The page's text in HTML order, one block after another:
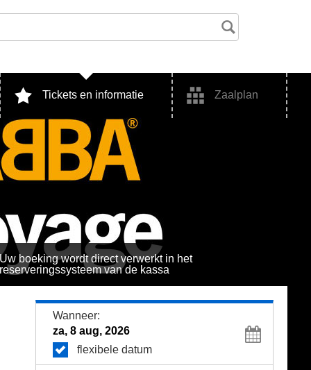
Tickets en informatie Zaalplan
boeking wordt direct verwerkt in het
reserveringssysteem van de kassa
Wanneer:
flexibele datum